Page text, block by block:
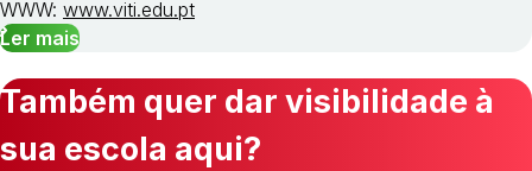
WWW: www.viti.edu.pt
Ler mais
Também quer dar visibilidade à
sua escola aqui?